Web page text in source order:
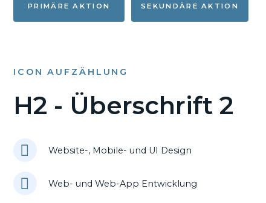
PRIMÄRE AKTION SEKUNDÄRE AKTION
ICON AUFZÄHLUNG
H2 - Überschrift 2
Website-, Mobile- und UI Design
Web- und Web-App Entwicklung